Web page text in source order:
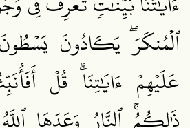
ٱلۡمُنكَرَۖ يَكَادُونَ
عَلَيۡهِمۡ ءَايَٰتِنَاۗ قُلۡ